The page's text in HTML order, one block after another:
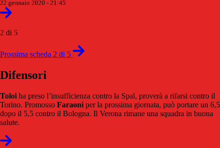
22 gennaio 2020 - 21:45
2 di 5
Prossima scheda 2 di 5
Difensori
Toloi ha preso l’insufficienza contro la Spal, proverà a rifarsi contro il
Torino. Promosso Faraoni per la prossima giornata, può portare un 6,5
dopo il 5,5 contro il Bologna. Il Verona rimane una squadra in buona
salute.